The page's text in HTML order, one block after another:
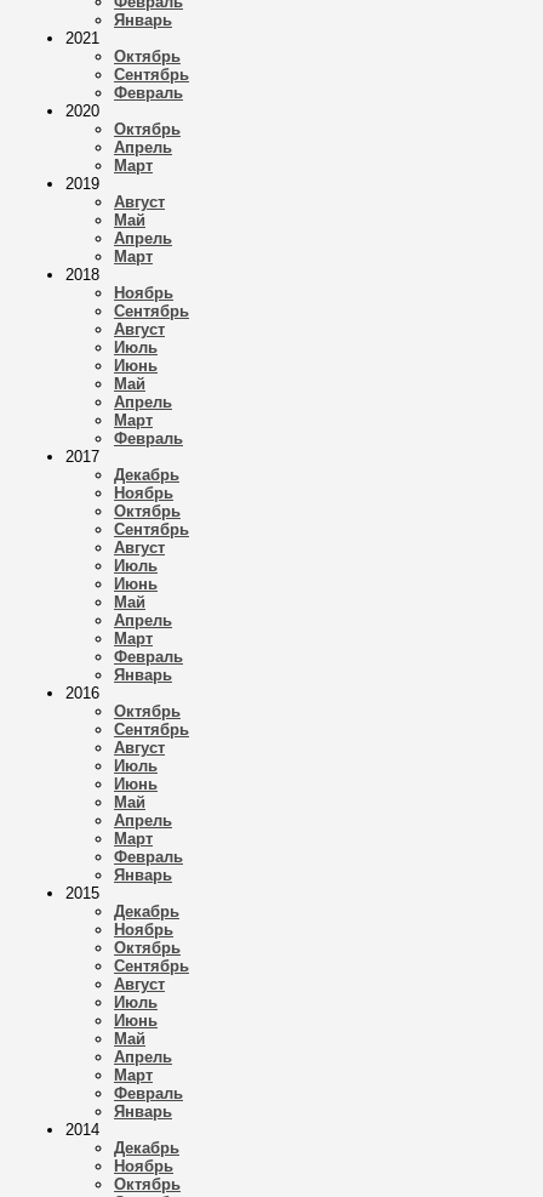
Январь
2021
Октябрь
Сентябрь
Февраль
2020
Октябрь
Апрель
Март
2019
Август
Май
Апрель
Март
2018
Ноябрь
Сентябрь
Август
Июль
Июнь
Май
Апрель
Март
Февраль
2017
Декабрь
Ноябрь
Октябрь
Сентябрь
Август
Июль
Июнь
Май
Апрель
Март
Февраль
Январь
2016
Октябрь
Сентябрь
Август
Июль
Июнь
Май
Апрель
Март
Февраль
Январь
2015
Декабрь
Ноябрь
Октябрь
Сентябрь
Август
Июль
Июнь
Май
Апрель
Март
Февраль
Январь
2014
Декабрь
Ноябрь
Октябрь